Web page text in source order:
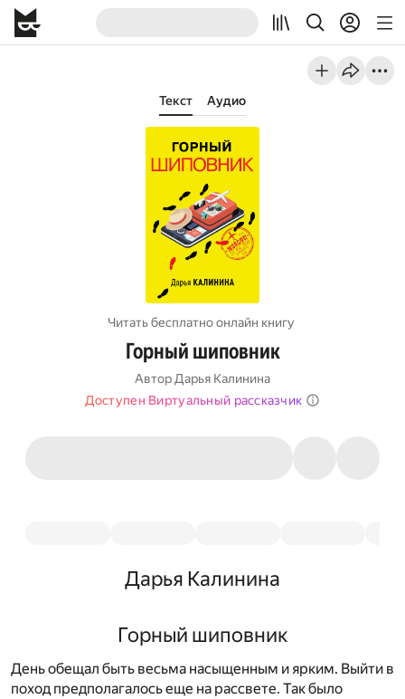
Текст Аудио
Читать бесплатно онлайн книгу
Горный шиповник
Автор Дарья Калинина
Доступен Виртуальный рассказчик
Дарья Калинина
Горный шиповник
День обещал быть весьма насыщенным и ярким. Выйти в
поход предполагалось еще на рассвете. Так было